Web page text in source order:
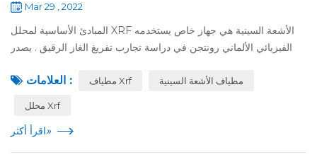
Mar 29 , 2022
المبادئ الأساسية لمحلل XRF الأشعة السينية هي جهاز خاص يستخدمه
الفيزيائي الألماني رونتجن في دراسة تجارب تفريغ الغاز الرقيق . يصدر
العلامات : مطياف Xrf مطياف الأشعة السينية
محلل Xrf
اقرأ أكثر»